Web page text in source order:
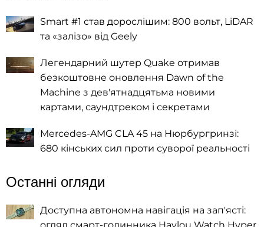
Smart #1 став дорослішим: 800 вольт, LiDAR
та «залізо» від Geely
Легендарний шутер Quake отримав
безкоштовне оновлення Dawn of the
Machine з дев'ятнадцятьма новими
картами, саундтреком і секретами
Mercedes-AMG CLA 45 на Нюрбургринзі:
680 кінських сил проти суворої реальності
Останні огляди
Доступна автономна навігація на зап'ясті:
огляд смарт-годинника Haylou Watch Hyper